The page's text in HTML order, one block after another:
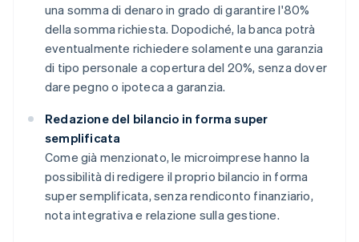
una somma di denaro in grado di garantire l'80%
della somma richiesta. Dopodiché, la banca potrà
eventualmente richiedere solamente una garanzia
di tipo personale a copertura del 20%, senza dover
dare pegno o ipoteca a garanzia.
Redazione del bilancio in forma super
semplificata
Come già menzionato, le microimprese hanno la
possibilità di redigere il proprio bilancio in forma
super semplificata, senza rendiconto finanziario,
nota integrativa e relazione sulla gestione.